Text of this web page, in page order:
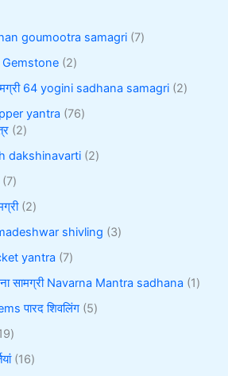
goumootra samagri 7
Gemstone 2
64 yogini sadhana samagri 2
yantra 76
2
dakshinavarti 2
7
2
shivling 3
yantra 7
सामग्री Navarna Mantra sadhana 1
पारद शिवलिंग 5
16